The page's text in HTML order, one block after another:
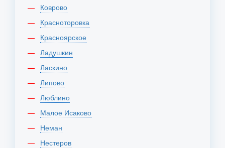
Коврово
Красноторовка
Красноярское
Ладушкин
Ласкино
Липово
Люблино
Малое Исаково
Неман
Нестеров